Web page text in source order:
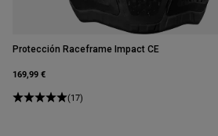
Protección Raceframe Impact CE
169,99 €
(17)